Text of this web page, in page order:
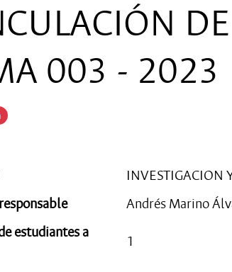
003 - 2023
INVESTIGACION
Andrés Marino
estudiantes a
1